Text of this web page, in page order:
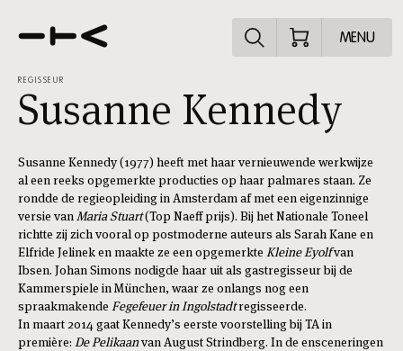
Ontdek het
MENU
REGISSEUR
Susanne Kennedy
Susanne Kennedy (1977) heeft met haar vernieuwende werkwijze
al een reeks opgemerkte producties op haar palmares staan. Ze
rondde de regieopleiding in Amsterdam af met een eigenzinnige
versie vanMaria Stuart(Top Naeff prijs). Bij het Nationale Toneel
richtte zij zich vooral op postmoderne auteurs als Sarah Kane en
Elfride Jelinek en maakte ze een opgemerkte Kleine Eyolfvan
Ibsen. Johan Simons nodigde haar uit als gastregisseur bij de
Kammerspiele in München, waar ze onlangs nog een
spraakmakende Fegefeuer in Ingolstadtregisseerde.
In maart 2014 gaat Kennedy’s eerste voorstelling bij TA in
première: De Pelikaanvan August Strindberg. In de ensceneringen